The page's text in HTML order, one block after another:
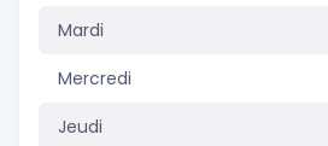
Mardi
Mercredi
Jeudi